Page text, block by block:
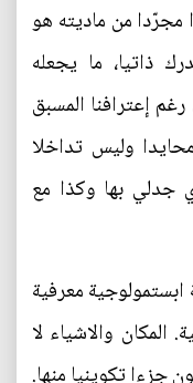
مجرّدا من ماديته هو
ذاتيا، ما يجعله
إعترافنا المسبق
وليس تداخلا
جدلي بها وكذا مع
ابستمولوجية معرفية
المكان والاشياء لا